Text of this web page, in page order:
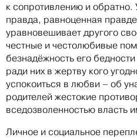
к сопротивлению и обратно.
правда, равноценная
уравновешивает другого
честные и честолюбивые
безнадёжность его
ради них в жертву кого
успокоиться в любви – об
родителей жестокие
вседозволенностью власть
Личное и социальное